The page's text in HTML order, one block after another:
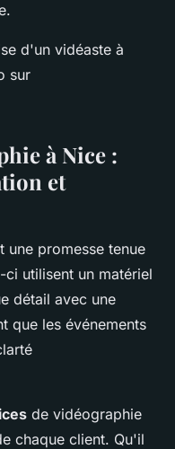
d'un vidéaste à
sur
à Nice :
et
une promesse tenue
utilisent un matériel
détail avec une
que les événements
de vidéographie
chaque client. Qu'il